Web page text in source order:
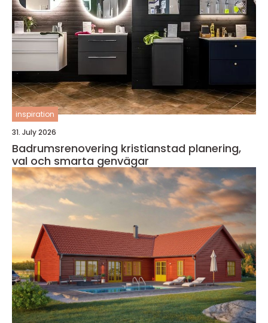
inspiration
31. July 2026
Badrumsrenovering kristianstad planering,
val och smarta genvägar